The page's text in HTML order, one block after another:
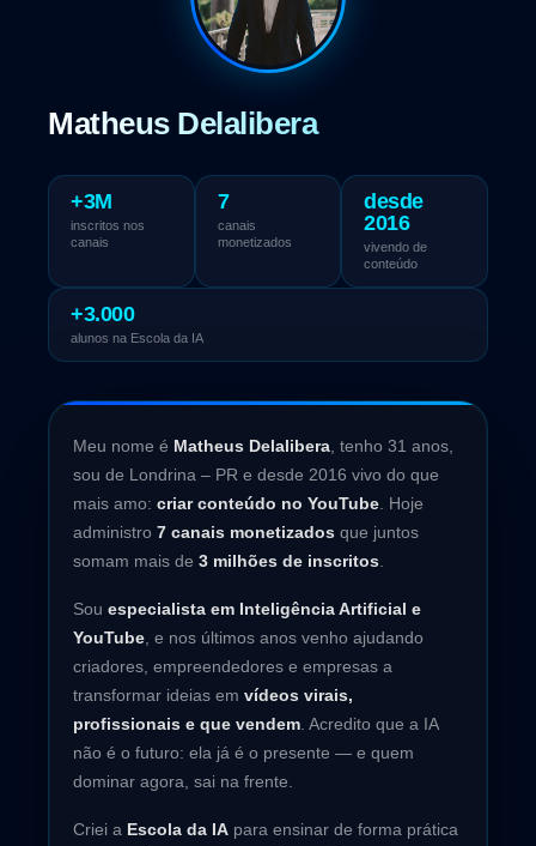
Matheus Delalibera
+3M
inscritos nos
canais
7
canais
monetizados
desde
2016
vivendo de
conteúdo
+3.000
alunos na Escola da IA
Meu nome é Matheus Delalibera , tenho 31 anos,
sou de Londrina – PR e desde 2016 vivo do que
mais amo: criar conteúdo no YouTube . Hoje
administro 7 canais monetizados que juntos
somam mais de 3 milhões de inscritos
Sou especialista em Inteligência Artificial e
YouTube , e nos últimos anos venho ajudando
criadores, empreendedores e empresas a
transformar ideias em vídeos virais,
profissionais e que vendem . Acredito que a IA
não é o futuro: ela já é o presente — e quem
dominar agora, sai na frente.
Criei a Escola da IA para ensinar de forma prática